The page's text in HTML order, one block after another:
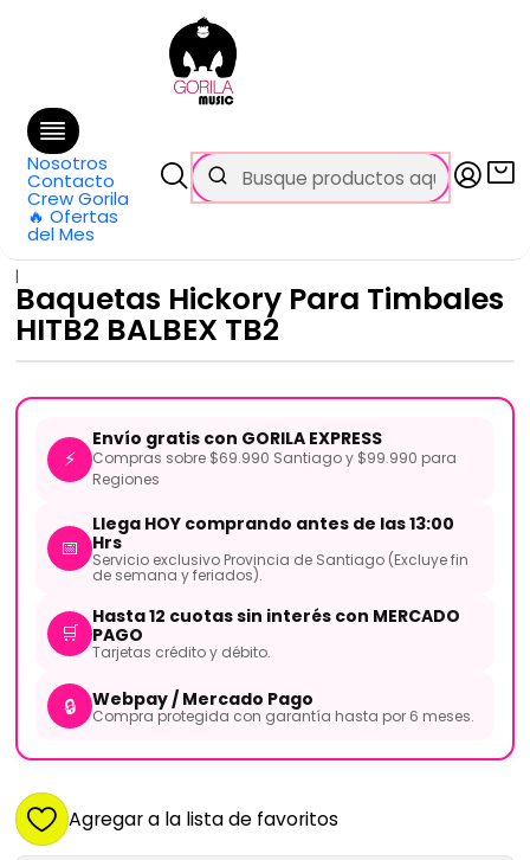
Nosotros
Contacto
Crew Gorila
🔥 Ofertas
del Mes
GRATIS
en Santiago y $99.990 en Regiones
Categorías Baterías y Percusión
Baquetas y Plumillas
Baquetas Hickory Para Timbales HITB2 BALBEX TB2
|
Baquetas Hickory Para Timbales
HITB2 BALBEX TB2
⚡
Envío gratis con GORILA EXPRESS
Compras sobre $69.990 Santiago y $99.990 para
Regiones
📅
Llega HOY comprando antes de las 13:00
Hrs
Servicio exclusivo Provincia de Santiago (Excluye fin
de semana y feriados).
🛒
Hasta 12 cuotas sin interés con MERCADO
PAGO
Tarjetas crédito y débito.
🔒 Webpay / Mercado Pago
Compra protegida con garantía hasta por 6 meses.
Agregar a la lista de favoritos